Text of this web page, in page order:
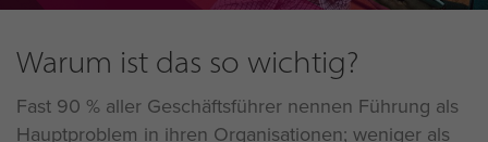
Warum ist das so wichtig?
Fast 90 % aller Geschäftsführer nennen Führung als
Hauptproblem in ihren Organisationen; weniger als